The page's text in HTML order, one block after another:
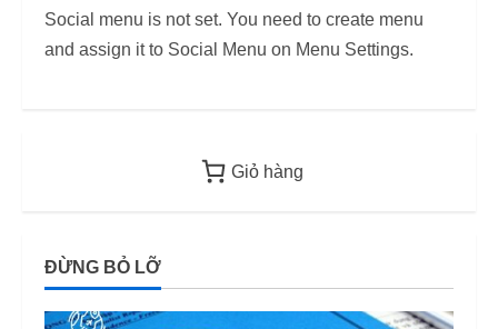
Năm 2026
từ 2026
Social menu is not set. You need to create menu
and assign it to Social Menu on Menu Settings.
Giỏ hàng
ĐỪNG BỎ LỠ